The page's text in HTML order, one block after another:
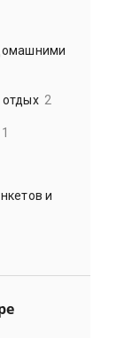
2
1
и